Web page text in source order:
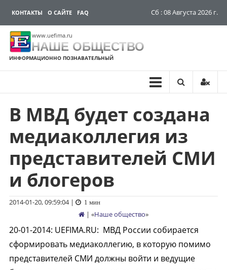
КОНТАКТЫ О САЙТЕ FAQ Сб : 08 Августа 2026 г.
www.uefima.ru
НАШЕ ОБЩЕСТВО
ИНФОРМАЦИОННО ПОЗНАВАТЕЛЬНЫЙ
Перейти
содержимому
В МВД будет создана
медиаколлегия из
представителей СМИ
и блогеров
2014-01-20, 09:59:04| 1 мин
| «Наше общество»
20-01-2014: UEFIMA.RU: МВД России собирается
сформировать медиаколлегию, в которую помимо
представителей СМИ должны войти и ведущие